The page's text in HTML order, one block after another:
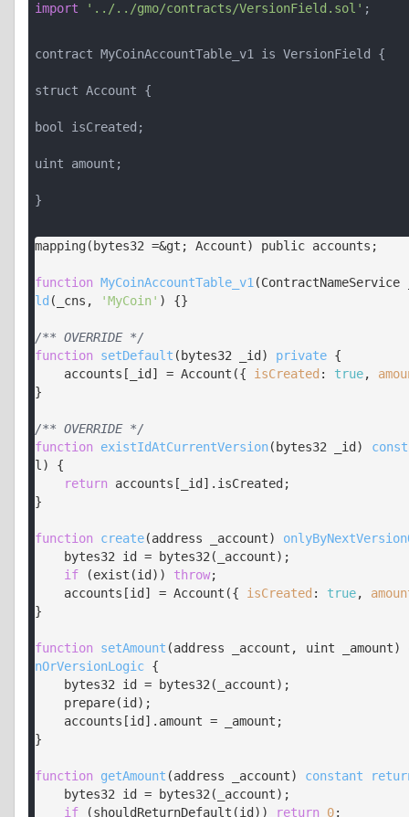
import
'../../gmo/contracts/VersionField.sol' ;
contract MyCoinAccountTable_v1 is VersionField {
struct Account {
bool isCreated;
uint amount;
}
mapping(bytes32 =&gt; Account) public accounts;
function MyCoinAccountTable_v1 (ContractNameService
ld ( _cns, 'MyCoin' ) {}
/** OVERRIDE */
function setDefault ( bytes32 _id ) private {
    accounts[_id] = Account({
isCreated : true,
}
/** OVERRIDE */
function existIdAtCurrentVersion( bytes32 _id )
l ) {
return accounts[_id].isCreated;
}
function create(address _account)
if (exist(id)) throw;
    accounts[id] = Account({
isCreated : true,
}
function setAmount (address _account, uint _amount)
nOrVersionLogic {
}
function getAmount (address _account) constant
if (shouldReturnDefault(id)) return 0;